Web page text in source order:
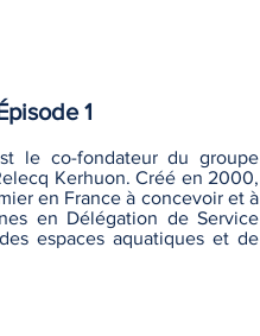
1
le co-fondateur du groupe
Kerhuon. Créé en 2000,
en France à concevoir et à
en Délégation de Service
espaces aquatiques et de